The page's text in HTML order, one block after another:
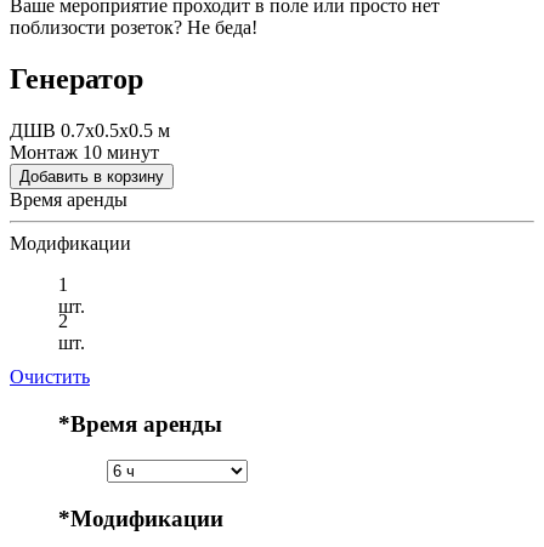
Ваше мероприятие проходит в поле или просто нет
поблизости розеток? Не беда!
Генератор
ДШВ 0.7x0.5x0.5 м
Монтаж 10 минут
Добавить в корзину
Время аренды
Модификации
1
шт.
2
шт.
Очистить
*Время аренды
*Модификации